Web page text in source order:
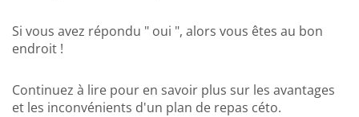
Si vous avez répondu " oui ", alors vous êtes au bon
endroit !
Continuez à lire pour en savoir plus sur les avantages
et les inconvénients d'un plan de repas céto.